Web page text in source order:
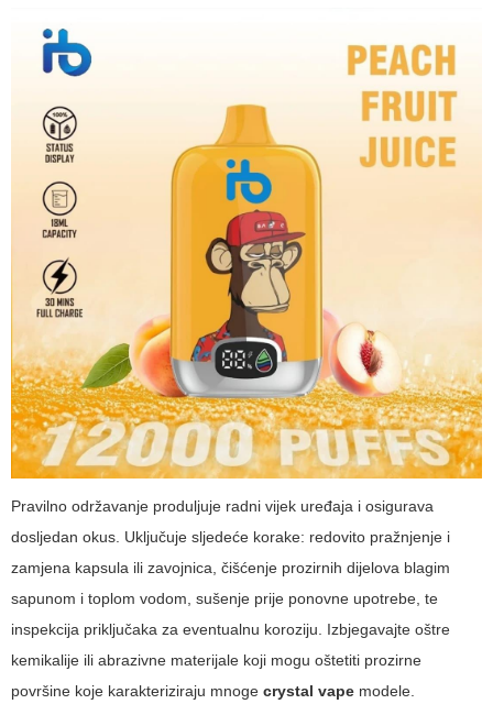
Pravilno održavanje produljuje radni vijek uređaja i osigurava
dosljedan okus. Uključuje sljedeće korake: redovito pražnjenje i
zamjena kapsula ili zavojnica, čišćenje prozirnih dijelova blagim
sapunom i toplom vodom, sušenje prije ponovne upotrebe, te
inspekcija priključaka za eventualnu koroziju. Izbjegavajte oštre
kemikalije ili abrazivne materijale koji mogu oštetiti prozirne
površine koje karakteriziraju mnoge crystal vape modele.